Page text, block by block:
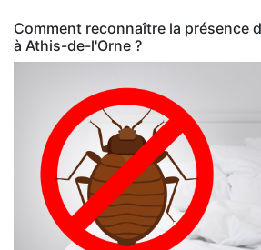
Comment reconnaître la présence
à Athis-de-l'Orne ?